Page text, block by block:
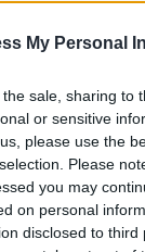
My Personal
sale, sharing to
or sensitive
please use the
Please
you may
on personal
disclosed to third